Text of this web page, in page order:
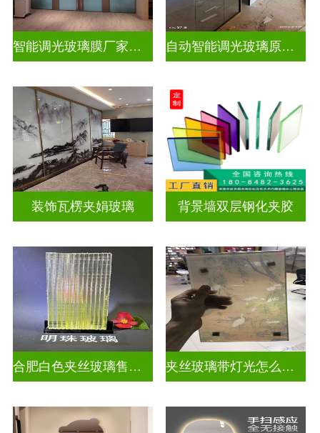
智能调光玻璃膜厂家排名榜 自动智能调光玻璃原理是什么
装饰瓦楞夹娟玻璃 背景墙双层钢化夹胶
合肥白色夹丝玻璃售价多少 夹丝玻璃带灯光怎么安装